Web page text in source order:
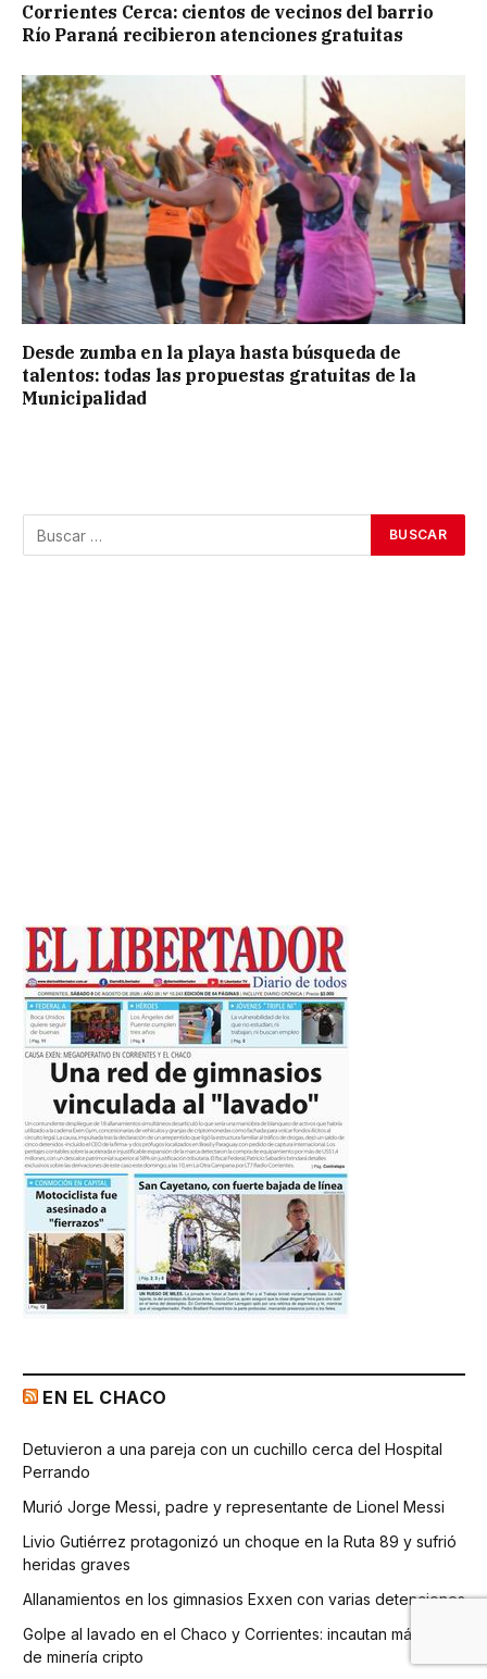
Corrientes Cerca: cientos de vecinos del barrio
Río Paraná recibieron atenciones gratuitas
Desde zumba en la playa hasta búsqueda de
talentos: todas las propuestas gratuitas de la
Municipalidad
EN EL CHACO
Detuvieron a una pareja con un cuchillo cerca del Hospital
Perrando
Murió Jorge Messi, padre y representante de Lionel Messi
Livio Gutiérrez protagonizó un choque en la Ruta 89 y sufrió
heridas graves
Allanamientos en los gimnasios Exxen con varias detenciones
Golpe al lavado en el Chaco y Corrientes: incautan máquinas
de minería cripto